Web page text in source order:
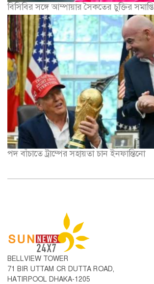
বিসিবির সঙ্গে আম্পায়ার সৈকতের চুক্তির সমাপ্তি
পদ বাঁচাতে ট্রাম্পের সহায়তা চান ইনফান্তিনো
BELLVIEW TOWER
71 BIR UTTAM CR DUTTA ROAD,
HATIRPOOL DHAKA-1205